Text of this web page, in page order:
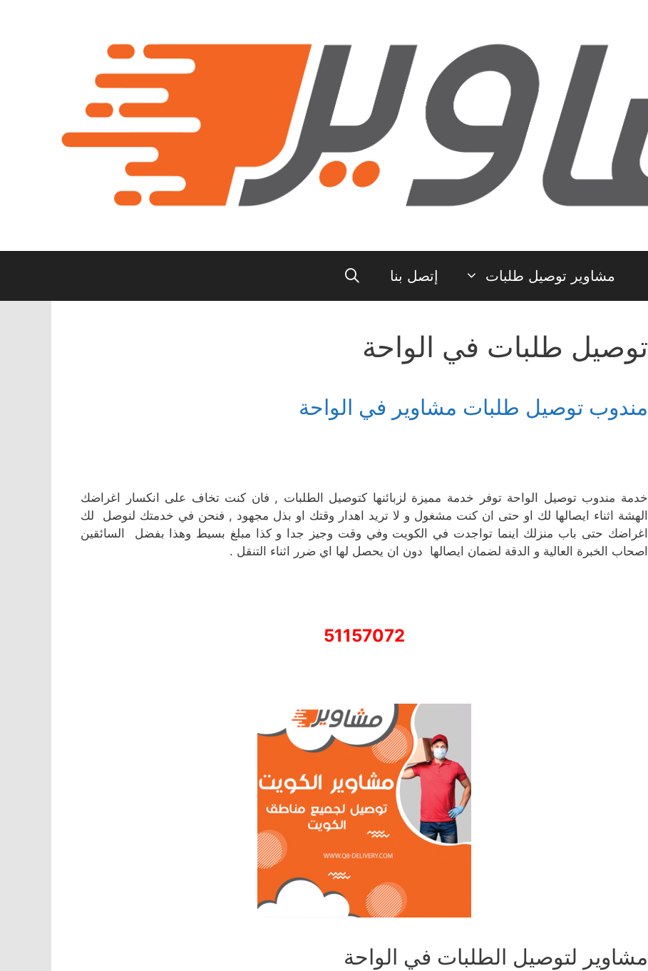
مشاوير توصيل طلبات إتصل بنا
توصيل طلبات في الواحة
مندوب توصيل طلبات مشاوير في الواحة
خدمة مندوب توصيل الواحة توفر خدمة مميزة لزبائنها كتوصيل الطلبات , فان كنت تخاف على انكسار اغراضك
الهشة اثناء ايصالها لك او حتى ان كنت مشغول و لا تريد اهدار وقتك او بذل مجهود , فنحن في خدمتك لنوصل لك
اغراضك حتى باب منزلك اينما تواجدت في الكويت وفي وقت وجيز جدا و كذا مبلغ بسيط وهذا بفضل السائقين
اصحاب الخبرة العالية و الدقة لضمان ايصالها دون ان يحصل لها اي ضرر اثناء التنقل .
51157072
مشاوير لتوصيل الطلبات في الواحة